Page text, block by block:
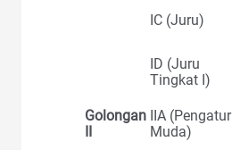
IC (Juru)
ID (Juru
Tingkat I)
Golongan
IIA (Pengatur
Muda)